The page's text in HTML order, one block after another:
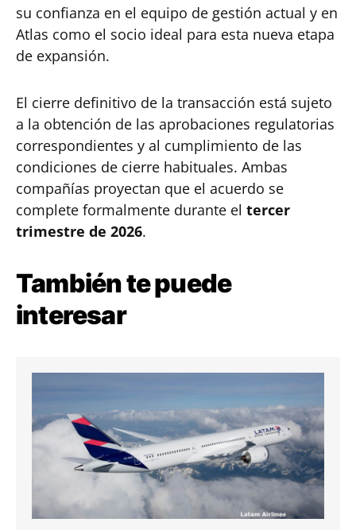
su confianza en el equipo de gestión actual y en
Atlas como el socio ideal para esta nueva etapa
de expansión.
El cierre definitivo de la transacción está sujeto
a la obtención de las aprobaciones regulatorias
correspondientes y al cumplimiento de las
condiciones de cierre habituales. Ambas
compañías proyectan que el acuerdo se
complete formalmente durante el tercer
trimestre de 2026.
También te puede
interesar